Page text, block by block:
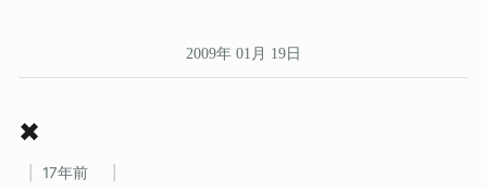
2009年 01月 19日
✖
17年前